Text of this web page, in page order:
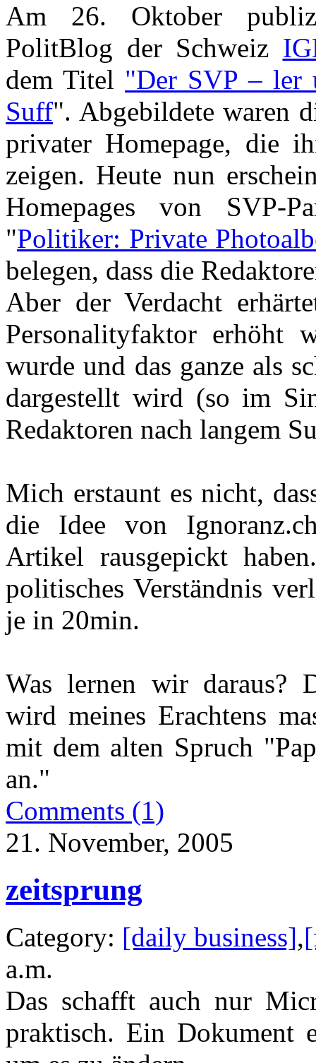
Am 26. Oktober
PolitBlog der Schweiz
dem Titel "Der SVP – ler
Suff". Abgebildete waren
privater Homepage, die
zeigen. Heute nun
Homepages von SVP-
"Politiker: Private
belegen, dass die
Aber der Verdacht
Personalityfaktor erhöht
wurde und das ganze als
dargestellt wird (so im
Redaktoren nach langem
Mich erstaunt es nicht,
die Idee von
Artikel rausgepickt
politisches Verständnis
je in 20min.
Was lernen wir daraus?
wird meines Erachtens
mit dem alten Spruch
an."
Comments (1)
21. November, 2005
zeitsprung
Category: [daily business],
a.m.
Das schafft auch nur
praktisch. Ein Dokument